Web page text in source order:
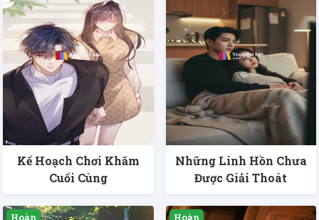
Kế Hoạch Chơi Khăm
Cuối Cùng
Những Linh Hồn Chưa
Được Giải Thoát